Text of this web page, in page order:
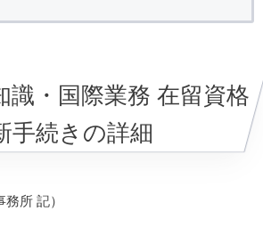
識・国際業務 在留資格
手続きの詳細
所 記）